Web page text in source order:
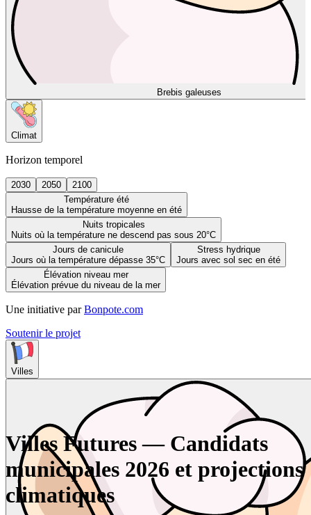
Brebis galeuses
Climat
Horizon temporel
2030 2050
2100
Température été
Hausse de la température moyenne en été
Nuits tropicales
Nuits où la température ne descend pas sous 20°C
Jours de canicule
Jours où la température dépasse 35°C
Stress hydrique
Jours avec sol sec en été
Élévation niveau mer
Élévation prévue du niveau de la mer
Une initiative par Bonpote.com
Soutenir le projet
Villes
Villes Futures — Candidats
municipales 2026 et projections
climatiques